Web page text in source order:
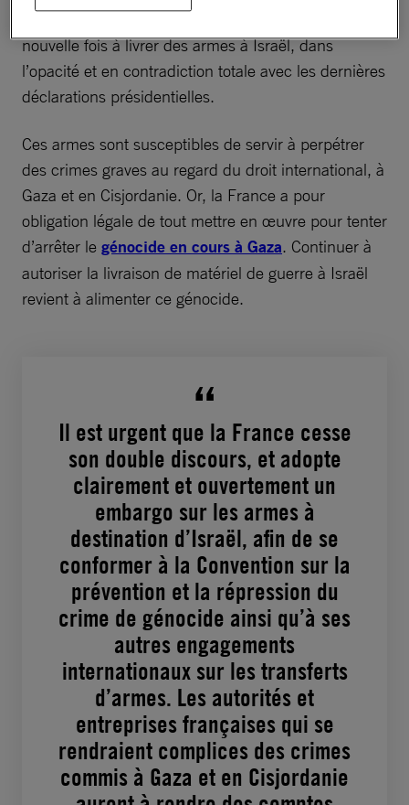
nouvelle fois à livrer des armes à Israël, dans
l’opacité et en contradiction totale avec les dernières
déclarations présidentielles.
Ces armes sont susceptibles de servir à perpétrer
des crimes graves au regard du droit international, à
Gaza et en Cisjordanie. Or, la France a pour
obligation légale de tout mettre en œuvre pour tenter
d’arrêter le génocide en cours à Gaza. Continuer à
autoriser la livraison de matériel de guerre à Israël
revient à alimenter ce génocide.
Il est urgent que la France cesse
son double discours, et adopte
clairement et ouvertement un
embargo sur les armes à
destination d’Israël, afin de se
conformer à la Convention sur la
prévention et la répression du
crime de génocide ainsi qu’à ses
autres engagements
internationaux sur les transferts
d’armes. Les autorités et
entreprises françaises qui se
rendraient complices des crimes
commis à Gaza et en Cisjordanie